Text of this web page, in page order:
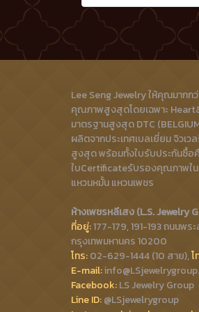
Lee Seng Jewelry ให้คุณมาก
คุณภาพสูงสุดโดยเฉพาะ
มาตรฐานสูงสุด DTC
ผลิตจากประเทศเบลเยี่ยม จิวเว
สูงสุด พร้อมทั้งใบรับประกันซื้อ
ใบCertificateรับรองคุณภาพใ
แหวนหมั้น แหวนเพชร
ห้างเพชรหลีเสง (L.S. Jewelry
ที่อยู่:177-179, 191-193 ถนนพ
กรุงเทพมหานคร 10200
โทร:02-629-1444 (10 สาย),โ
E-mail:
Facebook:LS Jewelry Group
Line ID:@LSjewelrygroup